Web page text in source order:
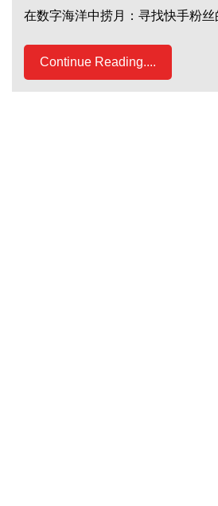
在数字海洋中捞月：寻找快手粉
Continue Reading....